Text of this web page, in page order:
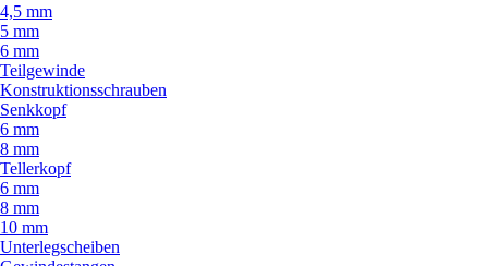
4,5 mm
5 mm
6 mm
Teilgewinde
Konstruktionsschrauben
Senkkopf
6 mm
8 mm
Tellerkopf
6 mm
8 mm
10 mm
Unterlegscheiben